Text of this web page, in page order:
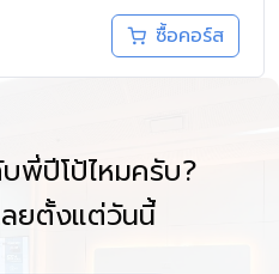
ซื้อคอร์ส
พี่ปีโป้ไหมครับ?
ลยตั้งแต่วันนี้